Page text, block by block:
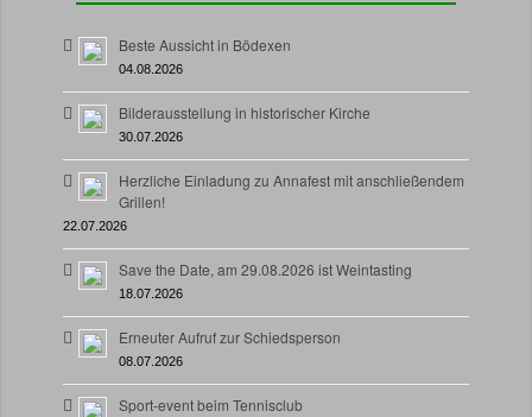
Beste Aussicht in Bödexen
04.08.2026
Bilderausstellung in historischer Kirche
30.07.2026
Herzliche Einladung zu Annafest mit anschließendem
Grillen!
22.07.2026
Save the Date, am 29.08.2026 ist Weintasting
18.07.2026
Erneuter Aufruf zur Schiedsperson
08.07.2026
Sport-event beim Tennisclub